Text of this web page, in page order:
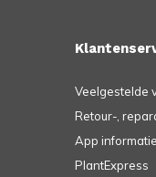
Veelgestelde
Retour-,
App
PlantExpress